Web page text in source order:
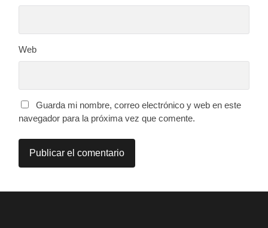
Web
Guarda mi nombre, correo electrónico y web en este
navegador para la próxima vez que comente.